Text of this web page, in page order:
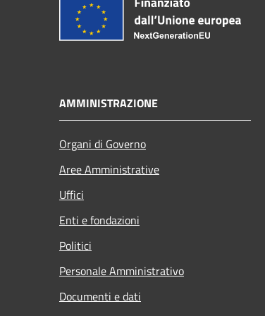
AMMINISTRAZIONE
Organi di Governo
Aree Amministrative
Uffici
Enti e fondazioni
Politici
Personale Amministrativo
Documenti e dati